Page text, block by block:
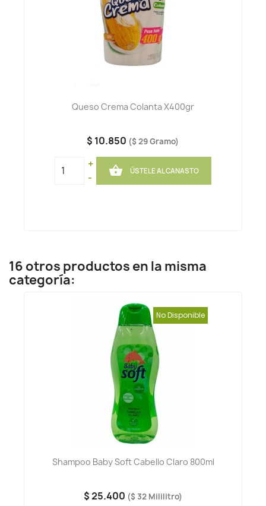
Queso Crema Colanta X400gr
$ 10.850 ($ 29 Gramo)
+
-
 ÚSTELE AL CANASTO
16 otros productos en la misma
categoría:
Shampoo Baby Soft Cabello Claro 800ml
$ 25.400 ($ 32 Mililitro)
No Disponible